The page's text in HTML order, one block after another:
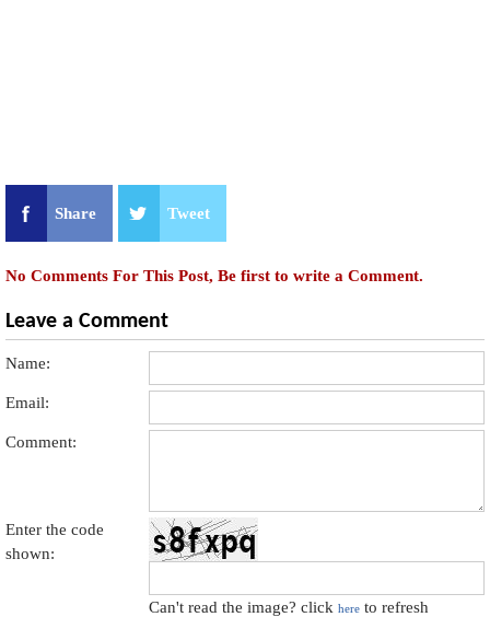
Share Tweet
No Comments For This Post, Be first to write a Comment.
Leave a Comment
Name:
Email:
Comment:
Enter the code
shown:
Can't read the image? clickhere to refresh